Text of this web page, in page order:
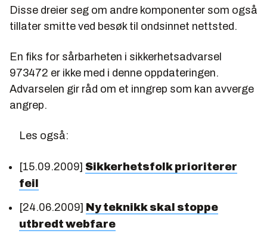
Disse dreier seg om andre komponenter som også
tillater smitte ved besøk til ondsinnet nettsted.
En fiks for sårbarheten i sikkerhetsadvarsel
973472 er ikke med i denne oppdateringen.
Advarselen gir råd om et inngrep som kan avverge
angrep.
Les også:
[15.09.2009] Sikkerhetsfolk prioriterer
feil
[24.06.2009] Ny teknikk skal stoppe
utbredt webfare